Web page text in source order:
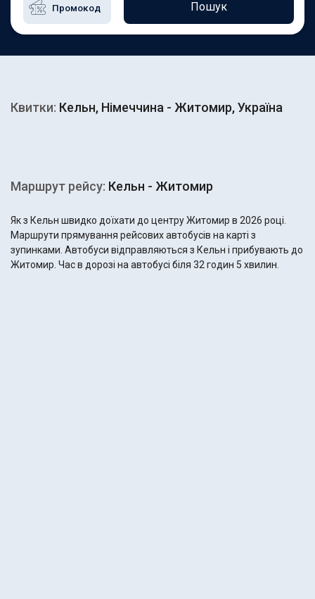
Пошук
Квитки: Кельн, Німеччина - Житомир, Україна
Маршрут рейсу: Кельн - Житомир
Як з Кельн швидко доїхати до центру Житомир в 2026 році.
Маршрути прямування рейсових автобусів на карті з
зупинками. Автобуси відправляються з Кельн і прибувають до
Житомир. Час в дорозі на автобусі біля 32 годин 5 хвилин.